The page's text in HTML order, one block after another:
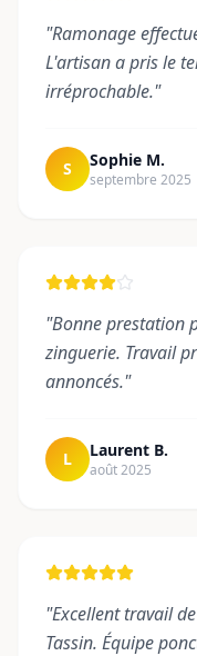
"Ramonage
L'artisan a pris le
irréprochable."
S Sophie M.
septembre 2025
"Bonne prestation
zinguerie. Travail
annoncés."
L Laurent B.
août 2025
"Excellent travail
Tassin. Équipe